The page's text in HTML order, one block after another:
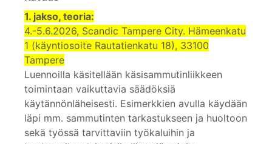
1. jakso, teoria:
4.-5.6.2026, Scandic Tampere City. Hämeenkatu
1 (käyntiosoite Rautatienkatu 18), 33100
Tampere
Luennoilla käsitellään käsisammutinliikkeen
toimintaan vaikuttavia säädöksiä
käytännönläheisesti. Esimerkkien avulla käydään
läpi mm. sammutinten tarkastukseen ja huoltoon
sekä työssä tarvittaviin työkaluihin ja